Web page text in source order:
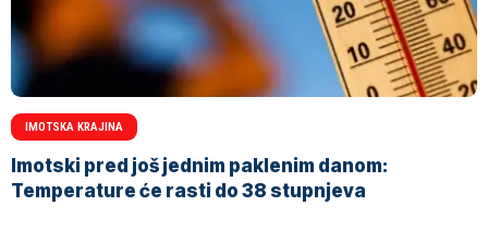
IMOTSKA KRAJINA
Imotski pred još jednim paklenim danom:
Temperature će rasti do 38 stupnjeva